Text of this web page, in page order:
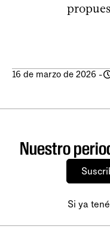
16 de marzo de 2026 -
Nuestro
Si ya